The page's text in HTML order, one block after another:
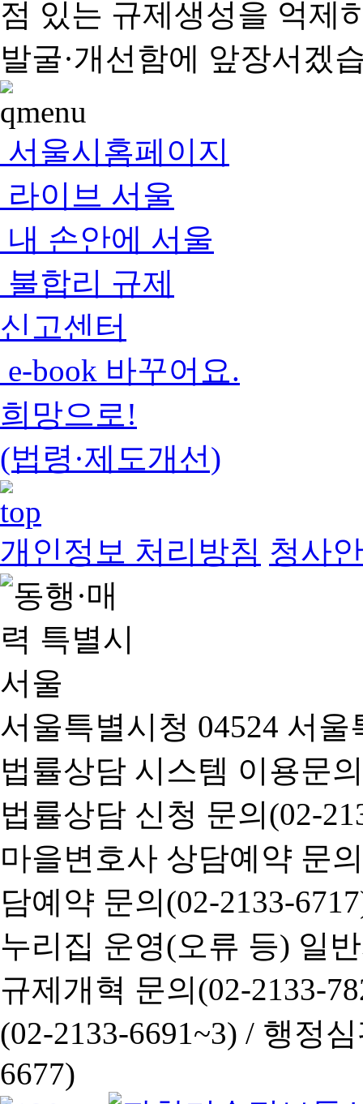
점 있는 규제생성을 억제
발굴·개선함에 앞장서겠
서울시홈페이지
라이브 서울
내 손안에 서울
불합리 규제
신고센터
e-book 바꾸어요.
희망으로!
(법령·제도개선)
개인정보 처리방침 청사
서울특별시청 04524 서
법률상담 시스템 이용문
법률상담 신청 문의(02-
마을변호사 상담예약 문
담예약 문의(02-2133-
누리집 운영(오류 등) 일
규제개혁 문의(02-2133-
(02-2133-6691~3) / 행정심
6677)